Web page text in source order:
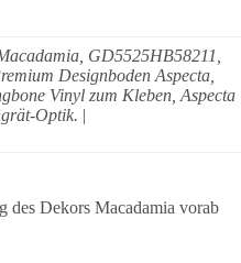
GD5525HB58211,
Designboden Aspecta,
Vinyl zum Kleben, Aspecta
Optik. |
des Dekors Macadamia vorab